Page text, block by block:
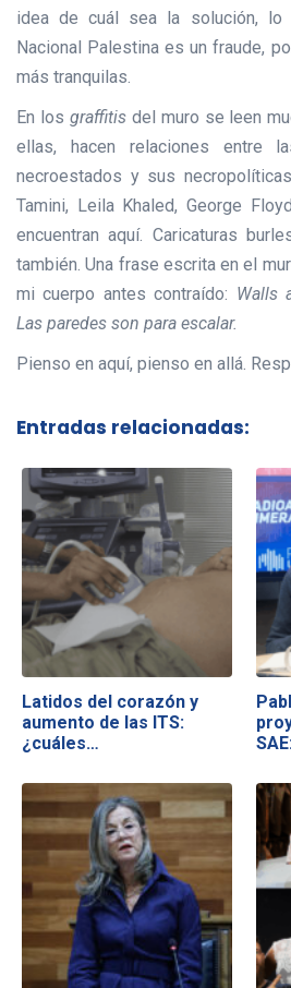
idea de cuál sea la solución, lo
Nacional Palestina es un fraude,
más tranquilas.
En los graffitisdel muro se leen
ellas, hacen relaciones entre
necroestados y sus
Tamini, Leila Khaled, George
encuentran aquí. Caricaturas
también. Una frase escrita en el
mi cuerpo antes contraído: Walls
Las paredes son para escalar.
Pienso en aquí, pienso en allá.
Entradas relacionadas:
Latidos del corazón y
aumento de las ITS:
¿cuáles…